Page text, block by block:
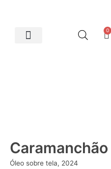
0
Óleo sobre tela, 2024